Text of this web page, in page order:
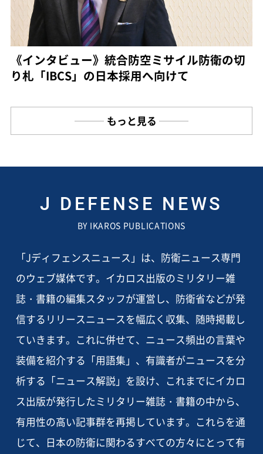
《インタビュー》統合防空ミサイル防衛の切
り札「IBCS」の日本採用へ向けて
もっと見る
J DEFENSE NEWS
BY IKAROS PUBLICATIONS
「Jディフェンスニュース」は、防衛ニュース専門
のウェブ媒体です。イカロス出版のミリタリー雑
誌・書籍の編集スタッフが運営し、防衛省などが発
信するリリースニュースを幅広く収集、随時掲載し
ていきます。これに併せて、ニュース頻出の言葉や
装備を紹介する「用語集」、有識者がニュースを分
析する「ニュース解説」を設け、これまでにイカロ
ス出版が発行したミリタリー雑誌・書籍の中から、
有用性の高い記事群を再掲しています。これらを通
じて、日本の防衛に関わるすべての方々にとって有